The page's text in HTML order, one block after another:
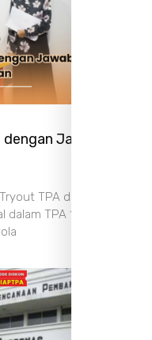
Jawaban
TPA dan Struktur
TPA 1.2 Fokus